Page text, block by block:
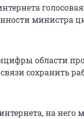
голосовая
министра
области
сохранить
на него